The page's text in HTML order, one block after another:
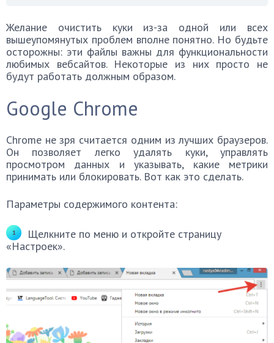
Желание очистить куки из-за одной или всех
вышеупомянутых проблем вполне понятно. Но будьте
осторожны: эти файлы важны для функциональности
любимых вебсайтов. Некоторые из них просто не
будут работать должным образом.
Google Chrome
Chrome не зря считается одним из лучших браузеров.
Он позволяет легко удалять куки, управлять
просмотром данных и указывать, какие метрики
принимать или блокировать. Вот как это сделать.
Параметры содержимого контента:
Щелкните по меню и откройте страницу
«Настроек».